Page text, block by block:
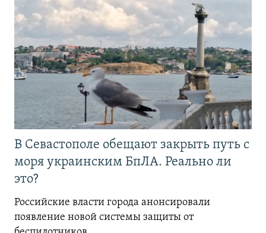
В Севастополе обещают закрыть путь с
моря украинским БпЛА. Реально ли
это?
Российские власти города анонсировали
появление новой системы защиты от